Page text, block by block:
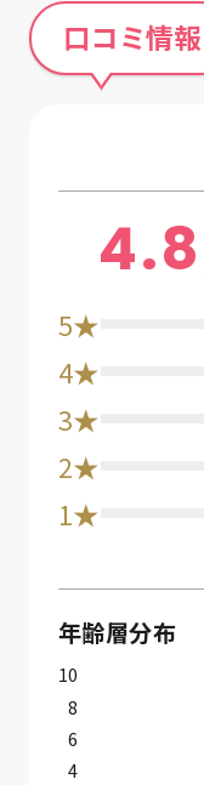
口コミ情報
4.8
5★
4★
3★
2★
1★
年齢層分布
10
8
6
4